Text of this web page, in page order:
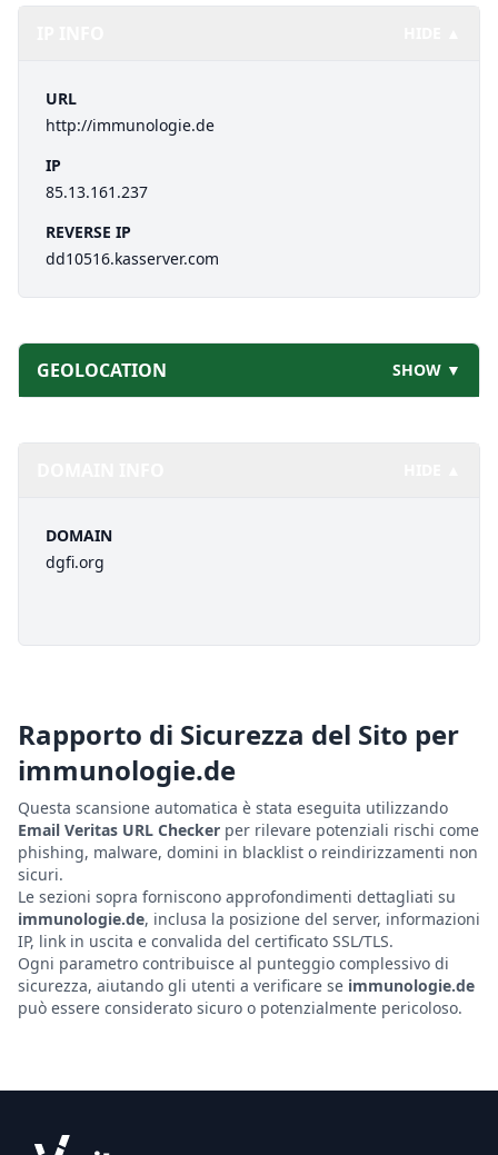
URL
http://immunologie.de
IP
85.13.161.237
REVERSE IP
dd10516.kasserver.com
GEOLOCATION SHOW ▼
DOMAIN
dgfi.org
Rapporto di Sicurezza del Sito per
immunologie.de
Questa scansione automatica è stata eseguita utilizzando
Email Veritas URL Checker per rilevare potenziali rischi come
phishing, malware, domini in blacklist o reindirizzamenti non
sicuri.
Le sezioni sopra forniscono approfondimenti dettagliati su
immunologie.de, inclusa la posizione del server, informazioni
IP, link in uscita e convalida del certificato SSL/TLS.
Ogni parametro contribuisce al punteggio complessivo di
sicurezza, aiutando gli utenti a verificare se immunologie.de
può essere considerato sicuro o potenzialmente pericoloso.